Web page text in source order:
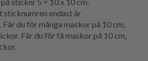
sticknumren endast är
du för många maskor på 10 cm,
Får du för få maskor på 10 cm,